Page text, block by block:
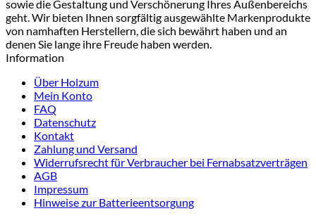
sowie die Gestaltung und Verschönerung Ihres Außenbereichs
geht. Wir bieten Ihnen sorgfältig ausgewählte Markenprodukte
von namhaften Herstellern, die sich bewährt haben und an
denen Sie lange ihre Freude haben werden.
Information
Über Holzum
Mein Konto
FAQ
Datenschutz
Kontakt
Zahlung und Versand
Widerrufsrecht für Verbraucher bei Fernabsatzverträgen
AGB
Impressum
Hinweise zur Batterieentsorgung